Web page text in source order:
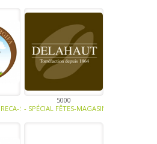
SOUPE - TRAITEUR - SAUCE- TAPENADE-
5000
- SPÉCIAL FÊTES-MAGASINS ET HORECA-